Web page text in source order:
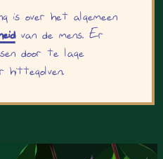
is over het algemeen
van de mens. Er
door te lage
hittegolven.